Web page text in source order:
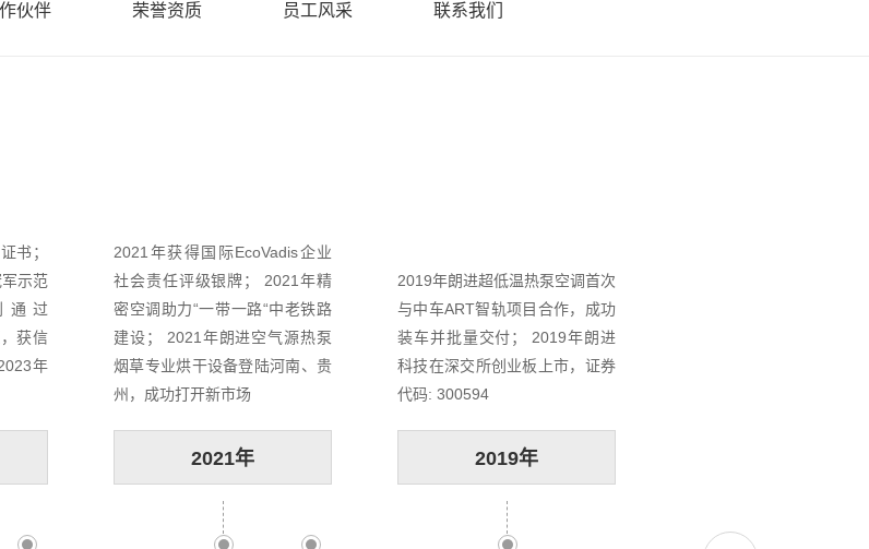
伙伴 荣誉资质 员工风采 联系我们
书；
示范
通过
获信
年
2021年获得国际EcoVadis企业
社会责任评级银牌； 2021年精
密空调助力“一带一路“中老铁路
建设； 2021年朗进空气源热泵
烟草专业烘干设备登陆河南、贵
州，成功打开新市场
2021年
2019年朗进超低温热泵空调首次
与中车ART智轨项目合作，成功
装车并批量交付； 2019年朗进
科技在深交所创业板上市，证券
代码: 300594
2019年